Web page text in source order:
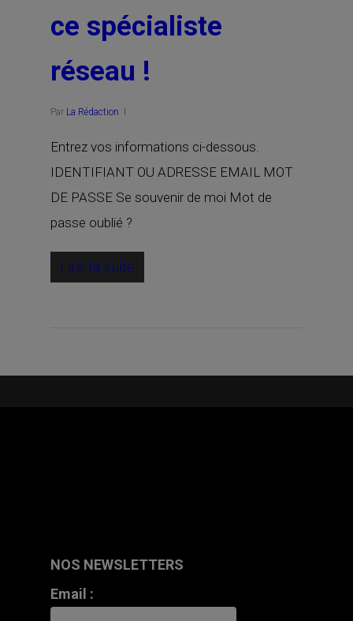
ce spécialiste
réseau !
Par La Rédaction
Entrez vos informations ci-dessous.
IDENTIFIANT OU ADRESSE EMAIL MOT
DE PASSE Se souvenir de moi Mot de
passe oublié ?
Lire la suite
NOS NEWSLETTERS
Email :